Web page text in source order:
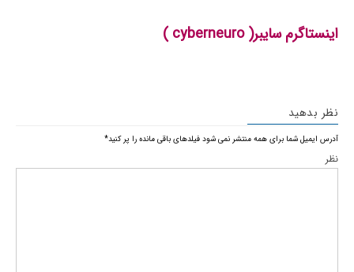
اینستاگرم سایبر( cyberneuro )
نظر بدهید
آدرس ایمیل شما برای همه منتشر نمی شود فیلدهای باقی مانده را پر کنید*
نظر